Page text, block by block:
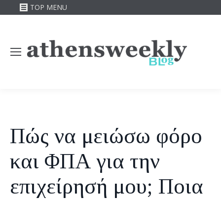
TOP MENU
Πώς να μειώσω φόρο
και ΦΠΑ για την
επιχείρησή μου; Ποια